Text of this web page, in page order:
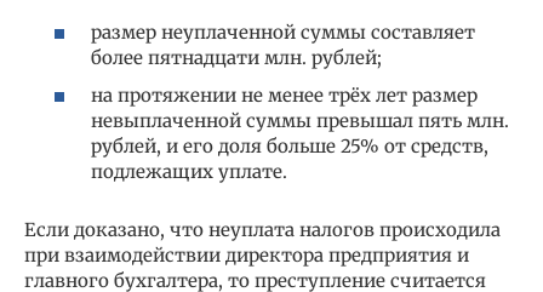
размер неуплаченной суммы составляет
более пятнадцати млн. рублей;
на протяжении не менее трёх лет размер
невыплаченной суммы превышал пять млн.
рублей, и его доля больше 25% от средств,
подлежащих уплате.
Если доказано, что неуплата налогов происходила
при взаимодействии директора предприятия и
главного бухгалтера, то преступление считается